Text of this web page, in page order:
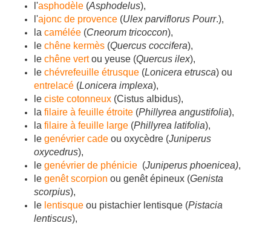
l'asphodèle (Asphodelus),
l'ajonc de provence (Ulex parviflorus Pourr.),
la camélée (Cneorum tricoccon),
le chêne kermès (Quercus coccifera),
le chêne vertou yeuse (Quercus ilex),
le chévrefeuille étrusque (Lonicera etrusca) ou
entrelacé (Lonicera implexa),
le ciste cotonneux (Cistus albidus),
la filaire à feuille étroite (Phillyrea angustifolia),
la filaire à feuille large (Phillyrea latifolia),
le genévrier cade ou oxycèdre (Juniperus
oxycedrus),
le genévrier de phénicie (Juniperus phoenicea),
le genêt scorpion ou genêt épineux (Genista
scorpius),
le lentisque ou pistachier lentisque (Pistacia
lentiscus),